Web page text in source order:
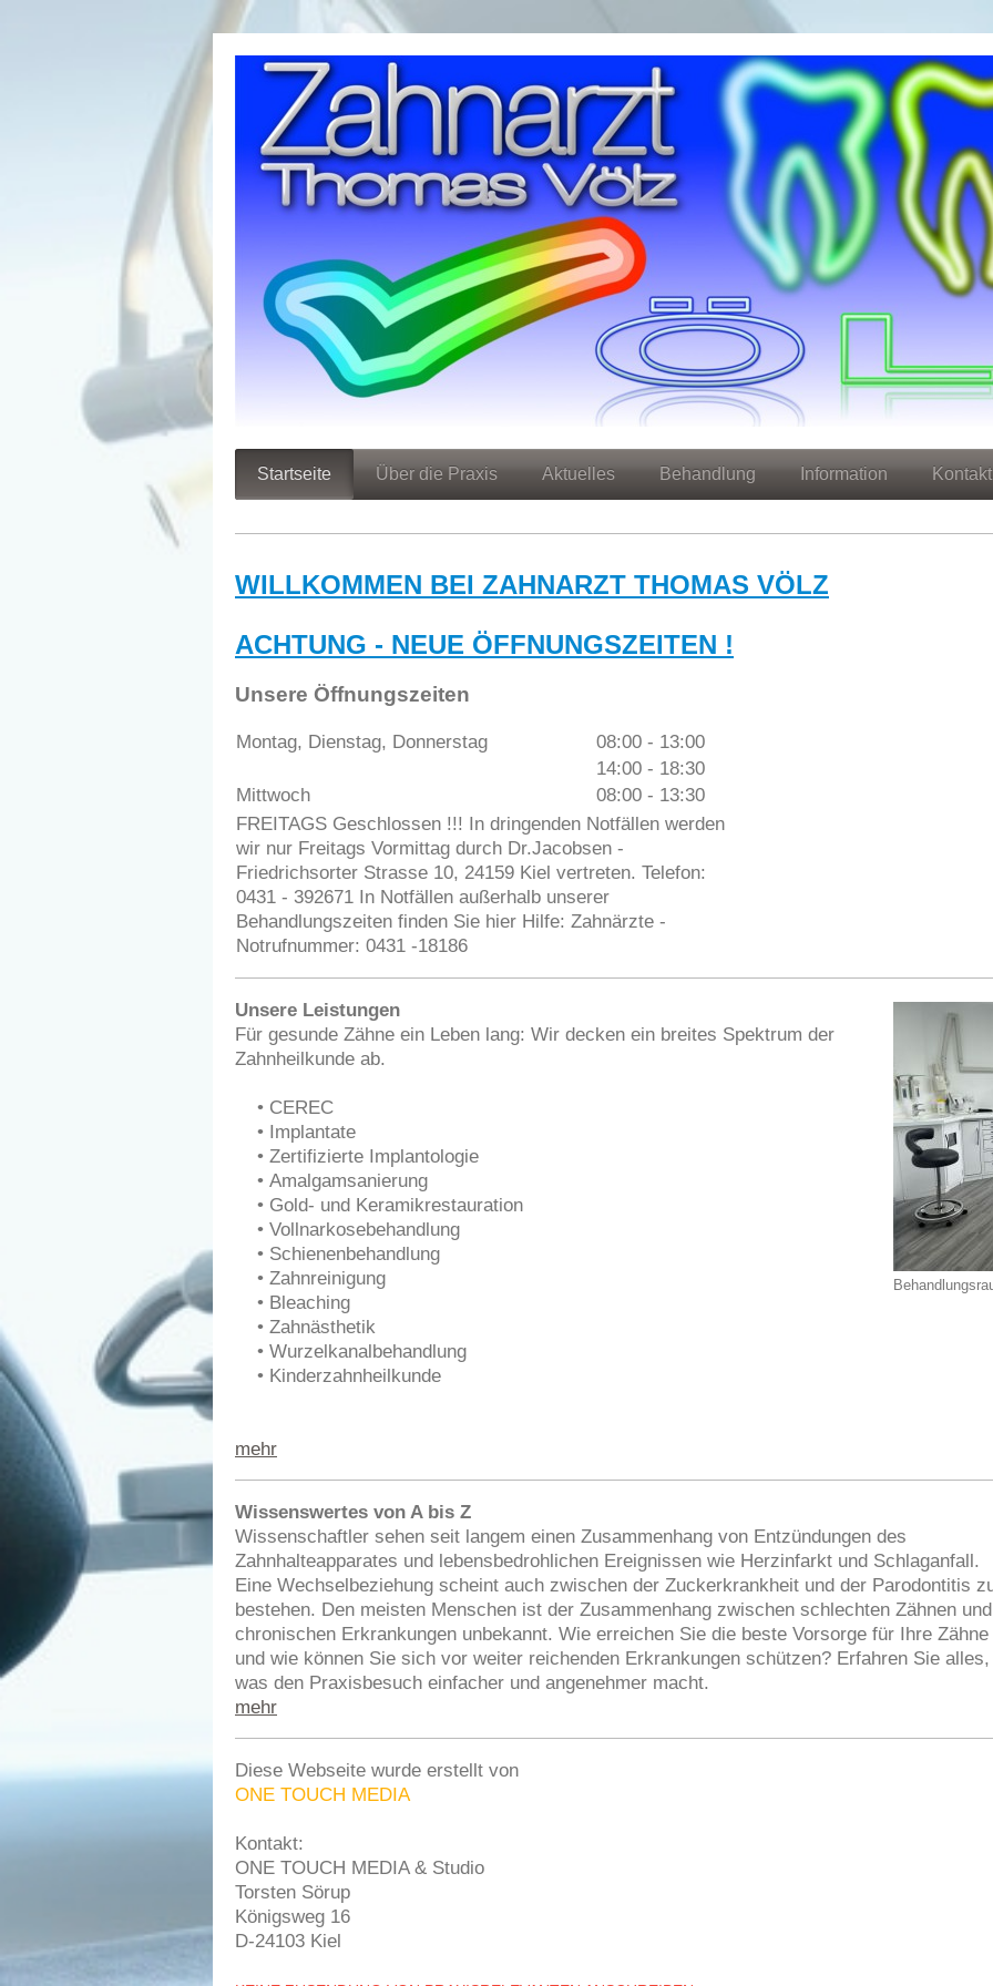
Startseite Über die Praxis Aktuelles Behandlung Information Kontakt
WILLKOMMEN BEI ZAHNARZT THOMAS VÖLZ
ACHTUNG - NEUE ÖFFNUNGSZEITEN !
Unsere Öffnungszeiten
Montag, Dienstag, Donnerstag 08:00 - 13:00
14:00 - 18:30
Mittwoch
08:00 - 13:30
FREITAGS Geschlossen !!! In dringenden Notfällen werden
wir nur Freitags Vormittag durch Dr.Jacobsen -
Friedrichsorter Strasse 10, 24159 Kiel vertreten. Telefon:
0431 - 392671 In Notfällen außerhalb unserer
Behandlungszeiten finden Sie hier Hilfe: Zahnärzte -
Notrufnummer: 0431 -18186
Unsere Leistungen
Für gesunde Zähne ein Leben lang: Wir decken ein breites Spektrum der
Zahnheilkunde ab.
• CEREC
• Implantate
• Zertifizierte Implantologie
• Amalgamsanierung
• Gold- und Keramikrestauration
• Vollnarkosebehandlung
• Schienenbehandlung
• Zahnreinigung
• Bleaching
• Zahnästhetik
• Wurzelkanalbehandlung
• Kinderzahnheilkunde
mehr
Wissenswertes von A bis Z
Wissenschaftler sehen seit langem einen Zusammenhang von Entzündungen des
Zahnhalteapparates und lebensbedrohlichen Ereignissen wie Herzinfarkt und Schlaganfall.
Eine Wechselbeziehung scheint auch zwischen der Zuckerkrankheit und der Parodontitis
bestehen. Den meisten Menschen ist der Zusammenhang zwischen schlechten Zähnen und
chronischen Erkrankungen unbekannt. Wie erreichen Sie die beste Vorsorge für Ihre Zähne
und wie können Sie sich vor weiter reichenden Erkrankungen schützen? Erfahren Sie alles,
was den Praxisbesuch einfacher und angenehmer macht.
mehr
Diese Webseite wurde erstellt von
ONE TOUCH MEDIA
Kontakt:
ONE TOUCH MEDIA & Studio
Torsten Sörup
Königsweg 16
D-24103 Kiel